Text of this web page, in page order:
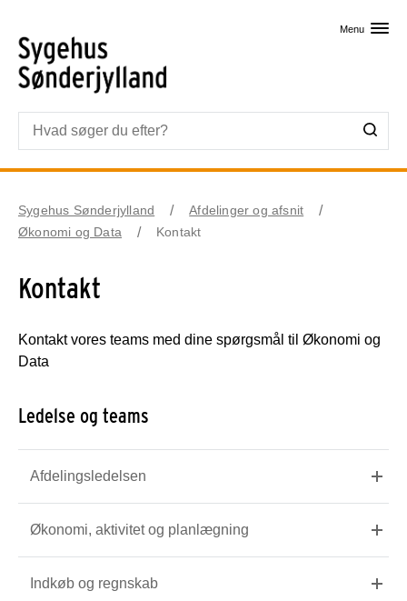
Menu
Sygehus Sønderjylland
Afdelinger og afsnit
Økonomi og Data
Kontakt
Kontakt
Kontakt vores teams med dine spørgsmål til Økonomi og
Data
Ledelse og teams
Afdelingsledelsen
Økonomi, aktivitet og planlægning
Indkøb og regnskab